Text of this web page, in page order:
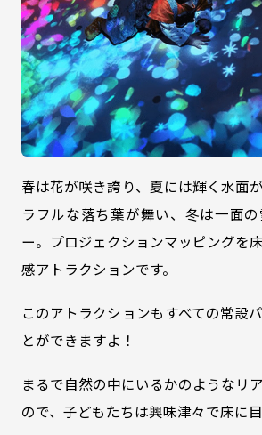
春は花が咲き誇り、夏には輝く水面
ラフルな落ち葉が舞い、冬は一面
ー。プロジェクションマッピングを
感アトラクションです。
このアトラクションもすべての常設
とができますよ！
まるで自然の中にいるかのようなリ
ので、子どもたちは興味津々で床に目